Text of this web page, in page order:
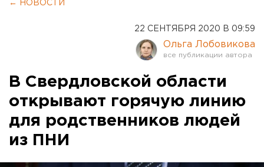
← НОВОСТИ
22 СЕНТЯБРЯ 2020 В 09:59
Ольга Лобовикова
В Свердловской области
открывают горячую линию
для родственников людей
из ПНИ